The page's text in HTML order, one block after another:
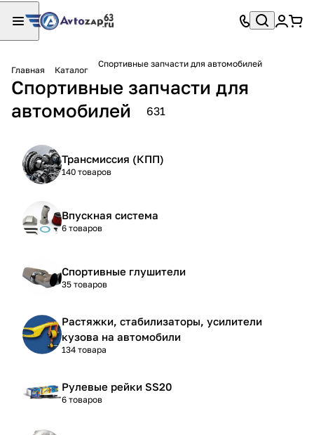
Главная Каталог
Спортивные запчасти для автомобилей
Спортивные запчасти для
автомобилей
631
Трансмиссия (КПП)
140 товаров
Впускная система
6 товаров
Спортивные глушители
35 товаров
Растяжки, стабилизаторы, усилители
кузова на автомобили
134 товара
Рулевые рейки SS20
6 товаров